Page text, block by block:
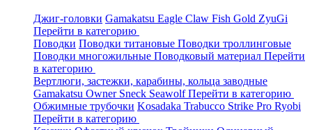
Джиг-головки Gamakatsu Eagle Claw Fish Gold ZyuGi
Перейти в категорию
Поводки Поводки титановые Поводки троллинговые
Поводки многожильные Поводковый материал Перейти
в категорию
Вертлюги, застежки, карабины, кольца заводные
Gamakatsu Owner Sneck SeawolfПерейти в категорию
Обжимные трубочки Kosadaka Trabucco Strike Pro Ryobi
Перейти в категорию